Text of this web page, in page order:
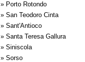
» Porto Rotondo
» San Teodoro Cinta
» Sant'Antioco
» Santa Teresa Gallura
» Siniscola
» Sorso